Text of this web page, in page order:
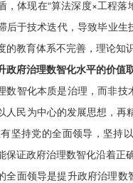
，体现在“算法深度×工程
后于技术迭代，导致毕业
的教育体系不完善，理论知
政府治理数智化水平的价值
数智化本质是治理，而非技
人民为中心的发展思想，再
坚持党的全面领导，坚持
保证政府治理数智化沿着正
全面领导是提升政府治理